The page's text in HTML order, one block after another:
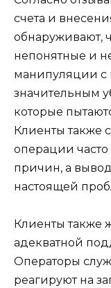
счета и
обнаруживают,
непонятные и
манипуляции с
значительным
которые
Клиенты также
операции
причин, а вывод
настоящей
Клиенты также
адекватной
Операторы
реагируют на